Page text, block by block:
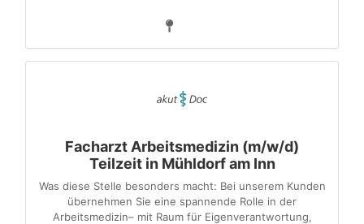
Facharzt Arbeitsmedizin (m/w/d)
Teilzeit in Mühldorf am Inn
Was diese Stelle besonders macht: Bei unserem Kunden
übernehmen Sie eine spannende Rolle in der
Arbeitsmedizin– mit Raum für Eigenverantwortung,